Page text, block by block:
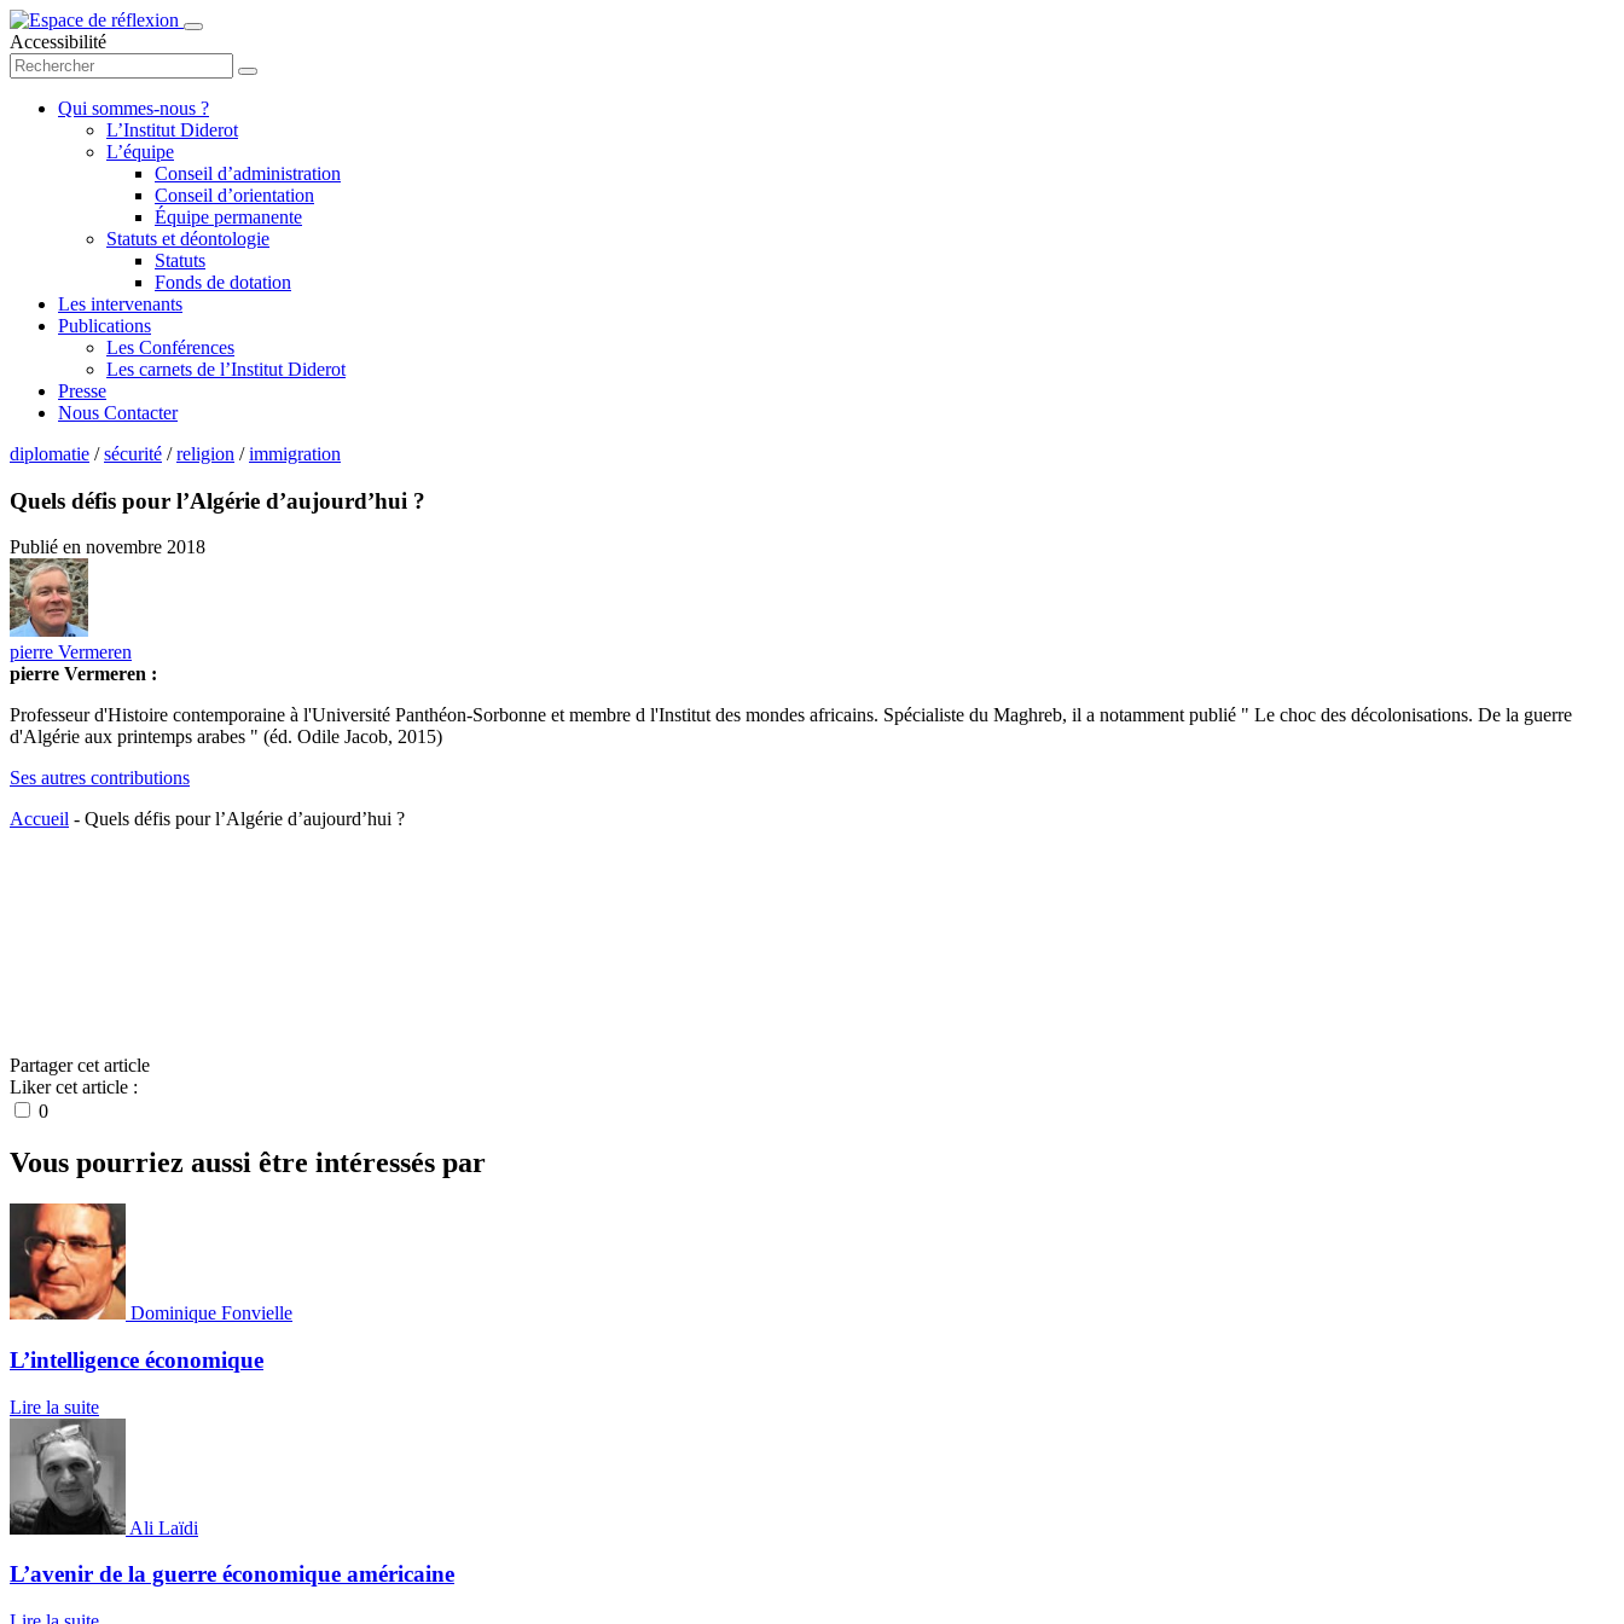
Accessibilité
Qui sommes-nous ?
L’Institut Diderot
L’équipe
Conseil d’administration
Conseil d’orientation
Équipe permanente
Statuts et déontologie
Statuts
Fonds de dotation
Les intervenants
Publications
Les Conférences
Les carnets de l’Institut Diderot
Presse
Nous Contacter
diplomatie /sécurité /religion /immigration
Quels défis pour l’Algérie d’aujourd’hui ?
Publié en novembre 2018
pierre Vermeren
pierre Vermeren :
Professeur d'Histoire contemporaine à l'Université Panthéon-Sorbonne et membre d l'Institut des mondes africains. Spécialiste du Maghreb, il a notamment publié " Le choc des décolonisations. De la guerre
d'Algérie aux printemps arabes " (éd. Odile Jacob, 2015)
Ses autres contributions
Accueil - Quels défis pour l’Algérie d’aujourd’hui ?
Partager cet article
Liker cet article :
0
Vous pourriez aussi être intéressés par
Dominique Fonvielle
L’intelligence économique
Lire la suite
Ali Laïdi
L’avenir de la guerre économique américaine